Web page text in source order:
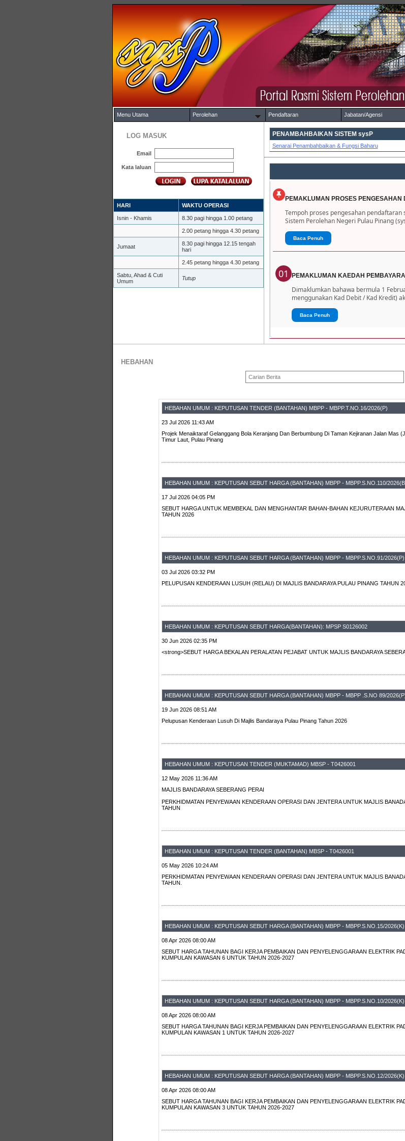
Menu Utama Perolehan Pendaftaran Jabatan/Agensi
LOG MASUK
Email
Kata laluan
HARI WAKTU OPERASI
Isnin - Khamis 8.30 pagi hingga 1.00 petang
2.00 petang hingga 4.30 petang
Jumaat
8.30 pagi hingga 12.15 tengah
hari
2.45 petang hingga 4.30 petang
Sabtu, Ahad & Cuti
Umum
Tutup
PENAMBAHBAIKAN SISTEM sysP
Senarai Penambahbaikan & Fungsi Baharu
PEMAKLUMAN PROSES PENGESAHAN
Tempoh proses pengesahan
Sistem Perolehan Negeri Pulau Pinang
Baca Penuh
01 PEMAKLUMAN KAEDAH
Dimaklumkan bahawa bermula 1
menggunakan Kad Debit / Kad Kredit)
Baca Penuh
HEBAHAN
HEBAHAN UMUM : KEPUTUSAN TENDER (BANTAHAN) MBPP - MBPP.T.NO.16/2026(P)
23 Jul 2026 11:43 AM
Projek Menaiktaraf Gelanggang Bola Keranjang Dan Berbumbung Di Taman Kejiranan Jalan Mas
Timur Laut, Pulau Pinang
HEBAHAN UMUM : KEPUTUSAN SEBUT HARGA (BANTAHAN) MBPP - MBPP.S.NO.110/
17 Jul 2026 04:05 PM
SEBUT HARGA UNTUK MEMBEKAL DAN MENGHANTAR BAHAN-BAHAN KEJURUTERAAN
TAHUN 2026
HEBAHAN UMUM : KEPUTUSAN SEBUT HARGA (BANTAHAN) MBPP - MBPP.S.NO.91/2026(P)
03 Jul 2026 03:32 PM
PELUPUSAN KENDERAAN LUSUH (RELAU) DI MAJLIS BANDARAYA PULAU PINANG TAHUN
HEBAHAN UMUM : KEPUTUSAN SEBUT HARGA(BANTAHAN): MPSP S0126002
30 Jun 2026 02:35 PM
<strong>SEBUT HARGA BEKALAN PERALATAN PEJABAT UNTUK MAJLIS BANDARAYA
HEBAHAN UMUM : KEPUTUSAN SEBUT HARGA (BANTAHAN) MBPP - MBPP .S.NO 89/
19 Jun 2026 08:51 AM
Pelupusan Kenderaan Lusuh Di Majlis Bandaraya Pulau Pinang Tahun 2026
HEBAHAN UMUM : KEPUTUSAN TENDER (MUKTAMAD) MBSP - T0426001
12 May 2026 11:36 AM
MAJLIS BANDARAYA SEBERANG PERAI
PERKHIDMATAN PENYEWAAN KENDERAAN OPERASI DAN JENTERA UNTUK MAJLIS
TAHUN
HEBAHAN UMUM : KEPUTUSAN TENDER (BANTAHAN) MBSP - T0426001
05 May 2026 10:24 AM
PERKHIDMATAN PENYEWAAN KENDERAAN OPERASI DAN JENTERA UNTUK MAJLIS
TAHUN.
HEBAHAN UMUM : KEPUTUSAN SEBUT HARGA (BANTAHAN) MBPP - MBPP.S.NO.15/2026(K)
08 Apr 2026 08:00 AM
SEBUT HARGA TAHUNAN BAGI KERJA PEMBAIKAN DAN PENYELENGGARAAN ELEKTRIK
KUMPULAN KAWASAN 6 UNTUK TAHUN 2026-2027
HEBAHAN UMUM : KEPUTUSAN SEBUT HARGA (BANTAHAN) MBPP - MBPP.S.NO.10/2026(K)
08 Apr 2026 08:00 AM
SEBUT HARGA TAHUNAN BAGI KERJA PEMBAIKAN DAN PENYELENGGARAAN ELEKTRIK
KUMPULAN KAWASAN 1 UNTUK TAHUN 2026-2027
HEBAHAN UMUM : KEPUTUSAN SEBUT HARGA (BANTAHAN) MBPP - MBPP.S.NO.12/2026(K)
08 Apr 2026 08:00 AM
SEBUT HARGA TAHUNAN BAGI KERJA PEMBAIKAN DAN PENYELENGGARAAN ELEKTRIK
KUMPULAN KAWASAN 3 UNTUK TAHUN 2026-2027